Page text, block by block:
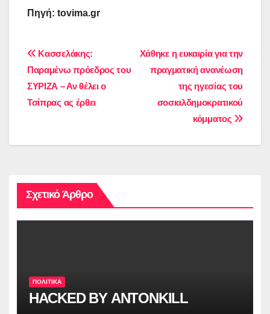
Πηγή: tovima.gr
Πλοήγηση
άρθρων
Χάθηκε η ευκαιρία για την
πραγματική ανανέωση
της ηγεσίας του
σοσιαλδημοκρατικού
κόμματος
Κασσελάκης:
Παραμένω πρόεδρος του
ΣΥΡΙΖΑ – Αν θέλει ο
Τσίπρας ας έρθει
Σχετικό Άρθρο
ΠΟΛΙΤΙΚΑ
HACKED BY ANTONKILL